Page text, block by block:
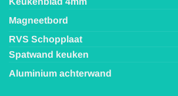
Magneetbord
RVS Schopplaat
Spatwand keuken
Aluminium achterwand